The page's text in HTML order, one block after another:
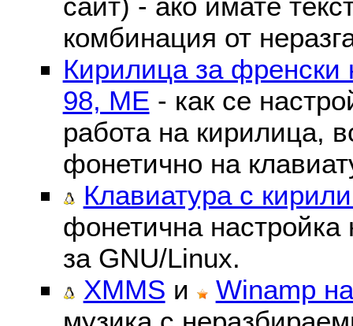
комбинация от
Кирилица за френски
98, ME - как се
работа на кирилица,
фонетично на
Клавиатура с
фонетична
за GNU/Linux.
XMMS и
Winamp